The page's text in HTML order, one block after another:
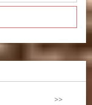
>>